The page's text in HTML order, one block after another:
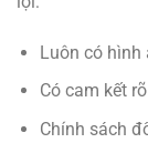
Luôn có hình
Có cam kết
Chính sách